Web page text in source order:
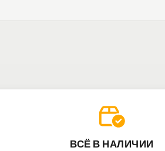
ВСЁ В НАЛИЧИИ